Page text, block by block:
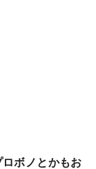
ロボノとかもお